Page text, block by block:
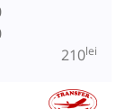
210lei